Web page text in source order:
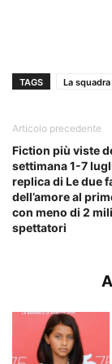
TAGS La squadra
Articolo precedente
Fiction più viste
settimana 1-7
replica di Le due
dell’amore al
con meno di 2
spettatori